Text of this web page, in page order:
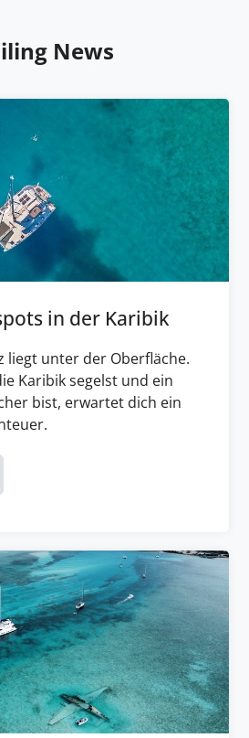
News
in der Karibik
liegt unter der Oberfläche.
Karibik segelst und ein
bist, erwartet dich ein